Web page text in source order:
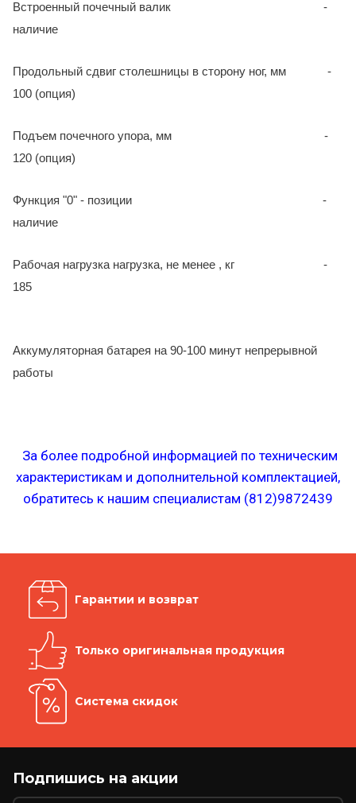
Встроенный почечный валик -
наличие
Продольный сдвиг столешницы в сторону ног, мм -
100 (опция)
Подъем почечного упора, мм -
120 (опция)
Функция "0" - позиции -
наличие
Рабочая нагрузка нагрузка, не менее , кг -
185
Аккумуляторная батарея на 90-100 минут непрерывной
работы
За более подробной информацией по техническим
характеристикам и дополнительной комплектацией,
обратитесь к нашим специалистам (812)9872439
Гарантии и возврат
Только оригинальная продукция
Система скидок
Подпишись на акции